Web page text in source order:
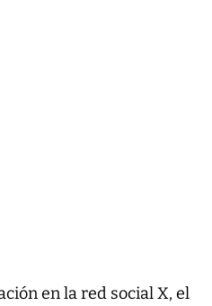
en la red social X, el